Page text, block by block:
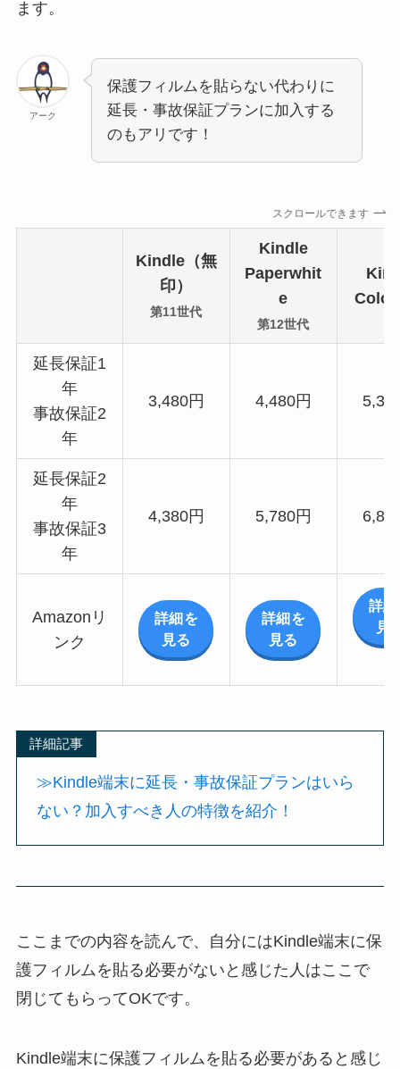
ます。
アーク
保護フィルムを貼らない代わりに
延長・事故保証プランに加入する
のもアリです！
スクロールできます
Kindle（無
印）
第11世代
Kindle
Paperwhit
e
第12世代
延長保証1
年
事故保証2
年
3,480円 4,480円
延長保証2
年
事故保証3
年
4,380円 5,780円
Amazonリ
ンク
詳細を
見る
詳細を
見る
詳
見
詳細記事
≫Kindle端末に延長・事故保証プランはいら
ない？加入すべき人の特徴を紹介！
ここまでの内容を読んで、自分にはKindle端末に保
護フィルムを貼る必要がないと感じた人はここで
閉じてもらってOKです。
Kindle端末に保護フィルムを貼る必要があると感じ